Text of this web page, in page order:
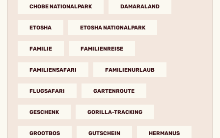
CHOBE NATIONALPARK DAMARALAND
ETOSHA ETOSHA NATIONALPARK
FAMILIE FAMILIENREISE
FAMILIENSAFARI FAMILIENURLAUB
FLUGSAFARI GARTENROUTE
GESCHENK GORILLA-TRACKING
GROOTBOS GUTSCHEIN HERMANUS